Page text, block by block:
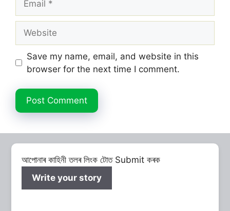
Save my name, email, and website in this
browser for the next time I comment.
আপোনাৰ কাহিনী তলৰ লিংক টোত Submit কৰক
Write your story